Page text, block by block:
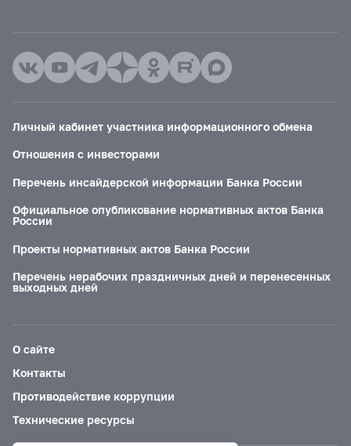
Личный кабинет участника информационного обмена
Отношения с инвесторами
Перечень инсайдерской информации Банка России
Официальное опубликование нормативных актов Банка
России
Проекты нормативных актов Банка России
Перечень нерабочих праздничных дней и перенесенных
выходных дней
О сайте
Контакты
Противодействие коррупции
Технические ресурсы